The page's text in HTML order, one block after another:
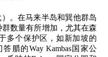
。在马来半岛和巽他群岛
数量有所增加，尤其在森
多个保护区，如新加坡的
腊的Way Kambas国家公